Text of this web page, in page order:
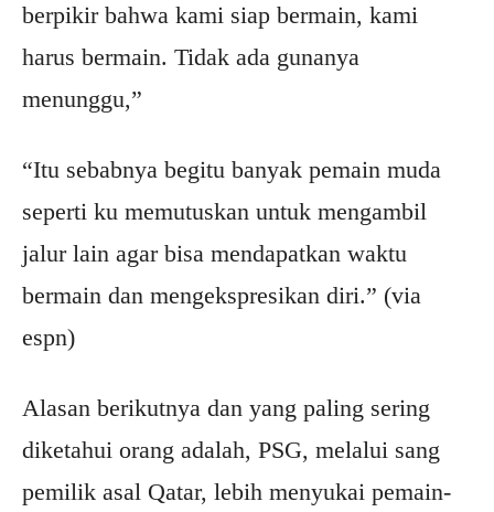
berpikir bahwa kami siap bermain, kami
harus bermain. Tidak ada gunanya
menunggu,”
“Itu sebabnya begitu banyak pemain muda
seperti ku memutuskan untuk mengambil
jalur lain agar bisa mendapatkan waktu
bermain dan mengekspresikan diri.” (via
espn)
Alasan berikutnya dan yang paling sering
diketahui orang adalah, PSG, melalui sang
pemilik asal Qatar, lebih menyukai pemain-